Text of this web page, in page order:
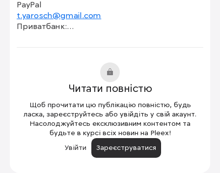
t.yarosch@gmail.com
Приватбанк:
https://choko.link/taras_yaros…
5375411205154011
https://send.monobank.ua/jar/3…
Криптовалюта
https://taras-yarosh.pay.white…
Дружня банка
https://send.monobank.ua/jar/9…
Читати повністю
Щоб прочитати цю публікацію повністю, будь
ласка, зареєструйтесь або увійдіть у свій акаунт.
Насолоджуйтесь ексклюзивним контентом та
будьте в курсі всіх новин на Pleex!
Увійти
Зареєструватися